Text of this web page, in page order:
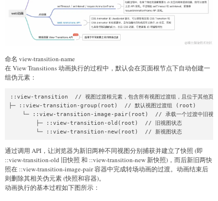
命名 view-transition-name
在 View Transitions 动画执行的过程中，默认会在页面根节点下自动创建一
组伪元素：
::view-transition  // 视图过渡根元素，包含所有视图过渡组，且位于其他页面
├─ ::view-transition-group(root)  // 默认视图过渡组 (root)
└─ ::view-transition-image-pair(root)  // 承载一个过渡中旧视图
        ├─ ::view-transition-old(root)  // 旧视图状态
通过调用 API，让浏览器为新旧两种不同视图分别捕获并建立了快照 (即
::view-transition-old 旧快照 和 ::view-transition-new 新快照)，而后新旧两快
照在 ::view-transition-image-pair 容器中完成转场动画的过渡。动画结束后
则删除其相关伪元素 (快照和容器)。
动画执行的基本过程如下图所示：